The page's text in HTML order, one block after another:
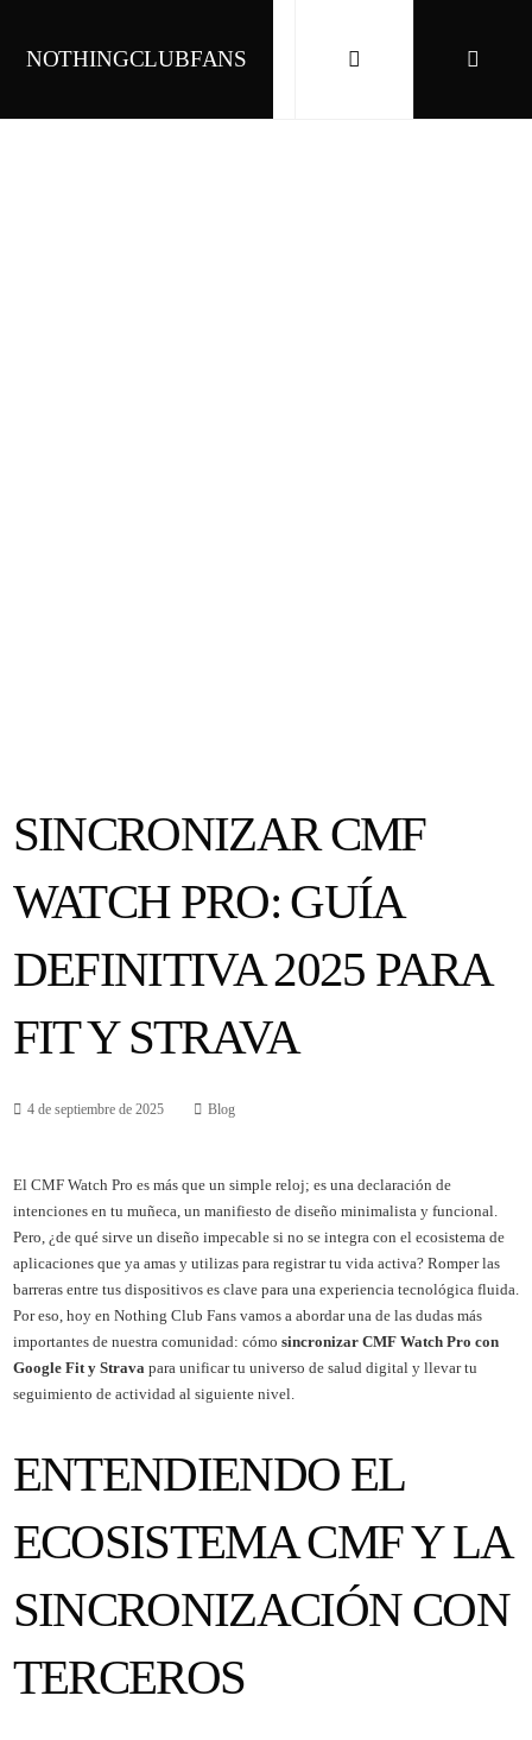
NOTHINGCLUBFANS
SINCRONIZAR CMF
WATCH PRO: GUÍA
DEFINITIVA 2025 PARA
FIT Y STRAVA
4 de septiembre de 2025 Blog
El CMF Watch Pro es más que un simple reloj; es una declaración de
intenciones en tu muñeca, un manifiesto de diseño minimalista y funcional.
Pero, ¿de qué sirve un diseño impecable si no se integra con el ecosistema de
aplicaciones que ya amas y utilizas para registrar tu vida activa? Romper las
barreras entre tus dispositivos es clave para una experiencia tecnológica fluida.
Por eso, hoy en Nothing Club Fans vamos a abordar una de las dudas más
importantes de nuestra comunidad: cómo sincronizar CMF Watch Pro con
Google Fit y Strava para unificar tu universo de salud digital y llevar tu
seguimiento de actividad al siguiente nivel.
ENTENDIENDO EL
ECOSISTEMA CMF Y LA
SINCRONIZACIÓN CON
TERCEROS